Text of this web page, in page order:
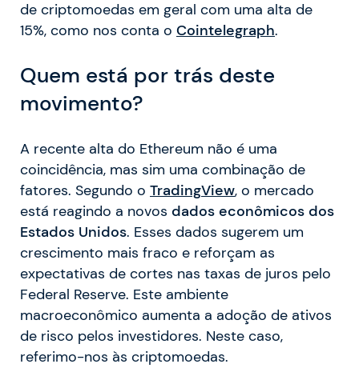
de criptomoedas em geral com uma alta de
15%, como nos conta o Cointelegraph.
Quem está por trás deste
movimento?
A recente alta do Ethereum não é uma
coincidência, mas sim uma combinação de
fatores. Segundo o TradingView, o mercado
está reagindo a novos dados econômicos dos
Estados Unidos. Esses dados sugerem um
crescimento mais fraco e reforçam as
expectativas de cortes nas taxas de juros pelo
Federal Reserve. Este ambiente
macroeconômico aumenta a adoção de ativos
de risco pelos investidores. Neste caso,
referimo-nos às criptomoedas.